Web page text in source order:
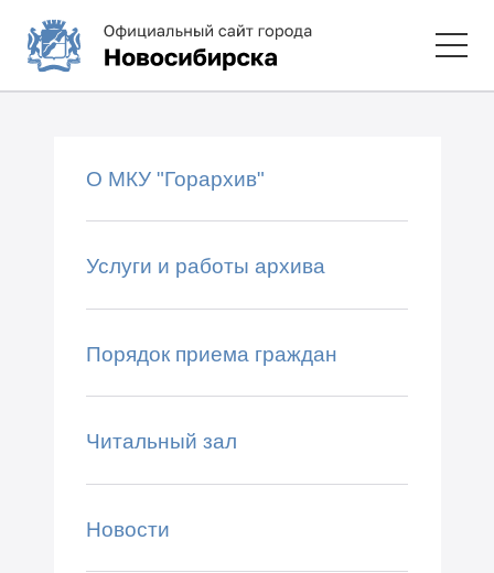
О МКУ "Горархив"
Услуги и работы архива
Порядок приема граждан
Читальный зал
Новости